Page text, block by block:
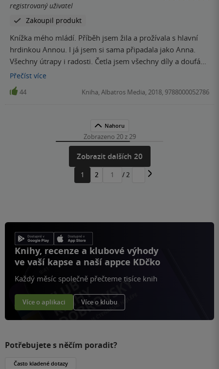
registrovaný uživatel
Zakoupil produkt
Knížka mého mládí. Příběh jsem žila a prožívala s hlavní
hrdinkou Annou. I já jsem si sama připadala jako Anna.
Všechny útrapy i radosti. Četla jsem všechny díly a doufám,
že i dcery budou mít tyto knížky rády. Právě tuto knížku
jsem dceři koupila a těším se na další pokračování.
Přečíst více
44 Kniha, Albatros Media, 2018, 9788000052786
Nahoru
Zobrazeno 20 z 29
Zobrazit dalších 20
1 2
Přejít
/ 2
Knihy, recenze a klubové výhody
ve vaší kapse a naší appce KDčko
Každý měsíc společně přečteme tisíce knih
Více o aplikaci Více o klubu
Potřebujete s něčím poradit?
Často kladené dotazy